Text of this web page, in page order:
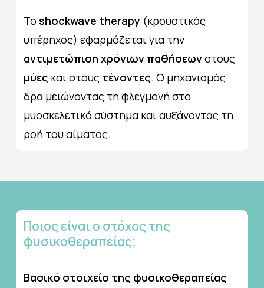
Τοshockwave therapy (κρουστικός
υπέρηχος) εφαρμόζεται για την
αντιμετώπιση χρόνιων παθήσεωνστους
μύες και στους τένοντες. Ο μηχανισμός
δρα μειώνοντας τη φλεγμονή στο
μυοσκελετικό σύστημα και αυξάνοντας τη
ροή του αίματος.
Ποιος είναιο στόχος της
φυσικοθεραπείας;
Βασικό στοιχείο της φυσικοθεραπείας